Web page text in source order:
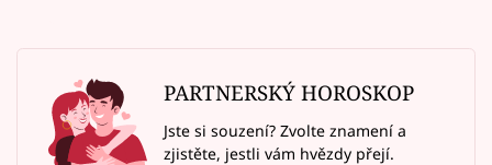
PARTNERSKÝ HOROSKOP
Jste si souzení? Zvolte znamení a
zjistěte, jestli vám hvězdy přejí.